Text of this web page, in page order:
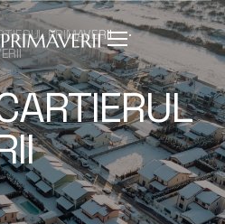
PRIMAVERII